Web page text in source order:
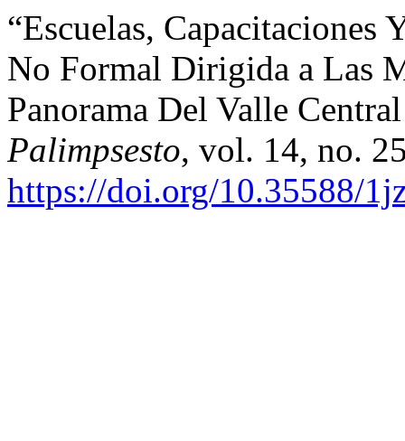
“Escuelas,
No Formal Dirigida a Las
Panorama Del Valle
Palimpsesto, vol. 14, no.
https://doi.org/10.35588/